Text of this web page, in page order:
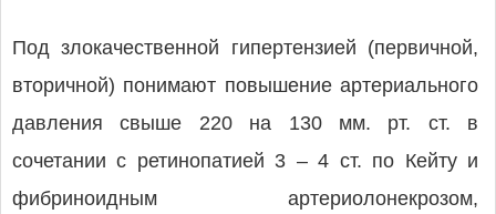
Под злокачественной гипертензией (первичной,
вторичной) понимают повышение артериального
давления свыше 220 на 130 мм. рт. ст. в
сочетании с ретинопатией 3 – 4 ст. по Кейту и
фибриноидным артериолонекрозом,